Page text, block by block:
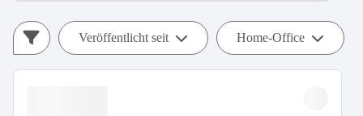
Veröffentlicht seit Home-Office